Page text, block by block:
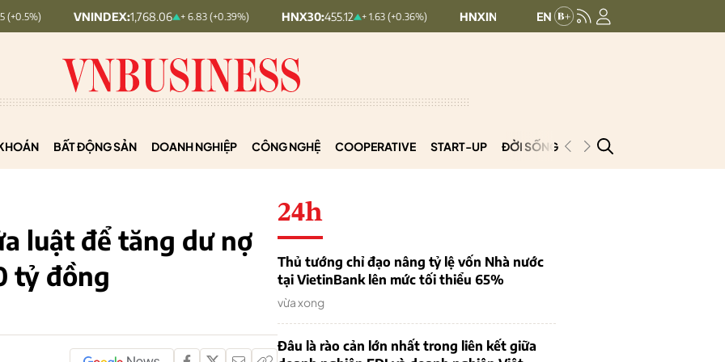
VNINDEX: 1,768.06 + 6.83 (+0.39%) HNX30: 455.12 + 1.63 (+0.36%) HNXINDEX: 293.44 + 0.25 (+0.09%) UPCOMINDEX:
BẤT ĐỘNG SẢN DOANH NGHIỆP CÔNG NGHỆ COOPERATIVE START-UP ĐỜI SỐNG PODCAST
luật để tăng dư nợ
tỷ đồng
24h
Thủ tướng chỉ đạo nâng tỷ lệ vốn Nhà nước
tại VietinBank lên mức tối thiểu 65%
vừa xong
Đâu là rào cản lớn nhất trong liên kết giữa